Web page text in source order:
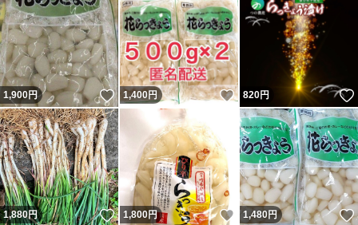
1,900円 いいね！
1,400円 いいね！
820円
1,880円 いいね！
1,800円 いいね！
1,480円